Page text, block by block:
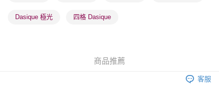
每筆HK$65.00，滿HK$300.00或以上免運費
每筆HK$20.00，滿HK$100.00或以上免運費
(澳門門市) 只顯示可選門市。確認發貨後2-5個工作天到店，3天內
Dasique 極光 四格 Dasique
商品推薦
客服